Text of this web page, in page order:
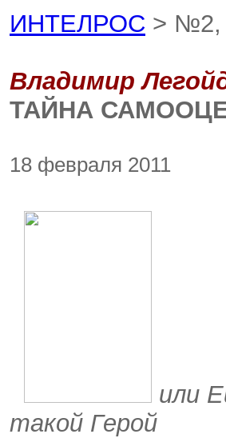
ИНТЕЛРОС > №2,
Владимир
ТАЙНА
18 февраля 2011
или
такой Герой